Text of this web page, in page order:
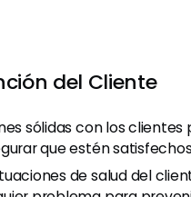
del Cliente
sólidas con los
que estén
de salud del